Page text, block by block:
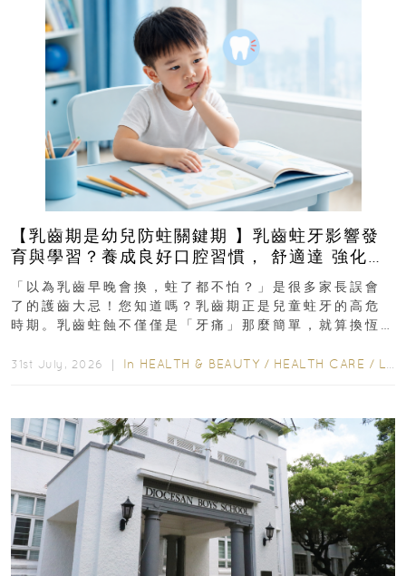
【乳齒期是幼兒防蛀關鍵期 】乳齒蛀牙影響發
育與學習？養成良好口腔習慣， 舒適達 強化琺
瑯質 兒童牙膏防護指南
「以為乳齒早晚會換，蛀了都不怕？」是很多家長誤會
了的護齒大忌！您知道嗎？乳齒期正是兒童蛀牙的高危
時期。乳齒蛀蝕不僅僅是「牙痛」那麼簡單，就算換恆
31st July, 2026 ｜ In HEALTH & BEAUTY / HEALTH CARE / LIFESTYLE